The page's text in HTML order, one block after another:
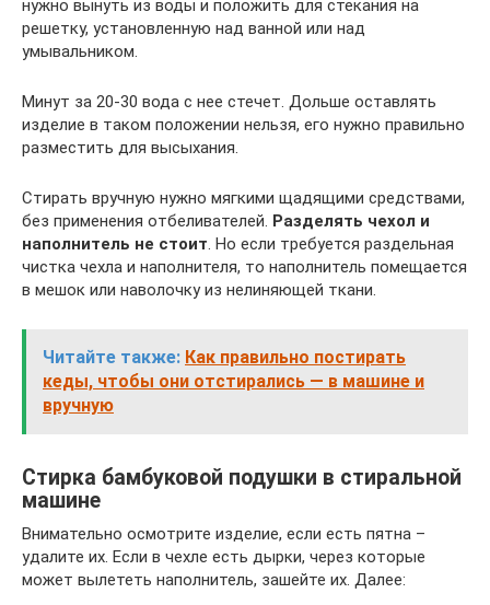
нужно вынуть из воды и положить для стекания на
решетку, установленную над ванной или над
умывальником.
Минут за 20-30 вода с нее стечет. Дольше оставлять
изделие в таком положении нельзя, его нужно правильно
разместить для высыхания.
Стирать вручную нужно мягкими щадящими средствами,
без применения отбеливателей. Разделять чехол и
наполнитель не стоит. Но если требуется раздельная
чистка чехла и наполнителя, то наполнитель помещается
в мешок или наволочку из нелиняющей ткани.
Читайте также: Как правильно постирать
кеды, чтобы они отстирались — в машине и
вручную
Стирка бамбуковой подушки в стиральной
машине
Внимательно осмотрите изделие, если есть пятна –
удалите их. Если в чехле есть дырки, через которые
может вылететь наполнитель, зашейте их. Далее: